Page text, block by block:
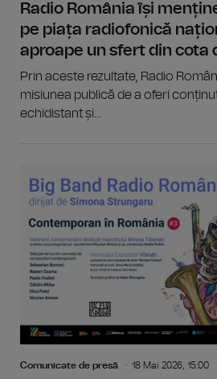
Radio România își
pe piața radiofonică
aproape un sfert din cota
Prin aceste rezultate, Radio
misiunea publică de a oferi
echidistant și...
Comunicate de presă 18 Mai 2026, 15:00